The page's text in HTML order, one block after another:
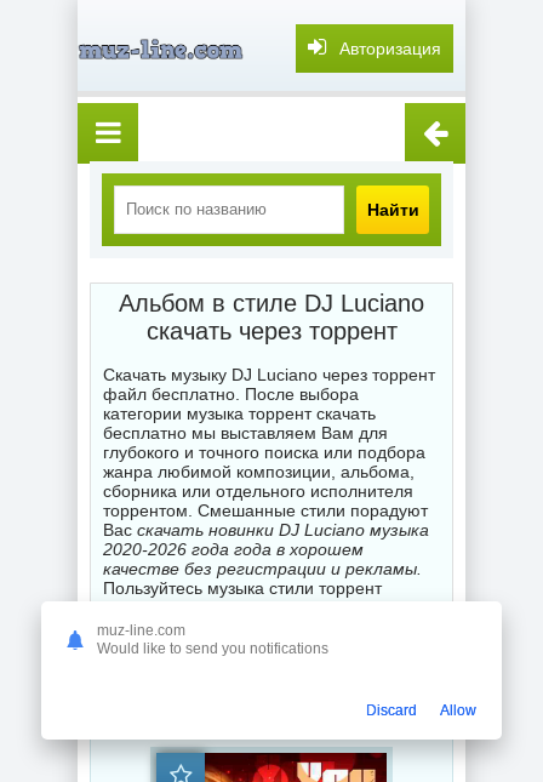
Авторизация
Найти
Альбом в стиле DJ Luciano
скачать через торрент
Скачать музыку DJ Luciano через торрент
файл бесплатно. После выбора
категории музыка торрент скачать
бесплатно мы выставляем Вам для
глубокого и точного поиска или подбора
жанра любимой композиции, альбома,
сборника или отдельного исполнителя
торрентом. Смешанные стили порадуют
Вас скачать новинки DJ Luciano музыка
2020-2026 года года в хорошем
качестве без регистрации и рекламы.
Пользуйтесь музыка стили торрент
незабываемого искусства музыкального
звука.
muz-line.com
Would like to send you notifications
Discard Allow